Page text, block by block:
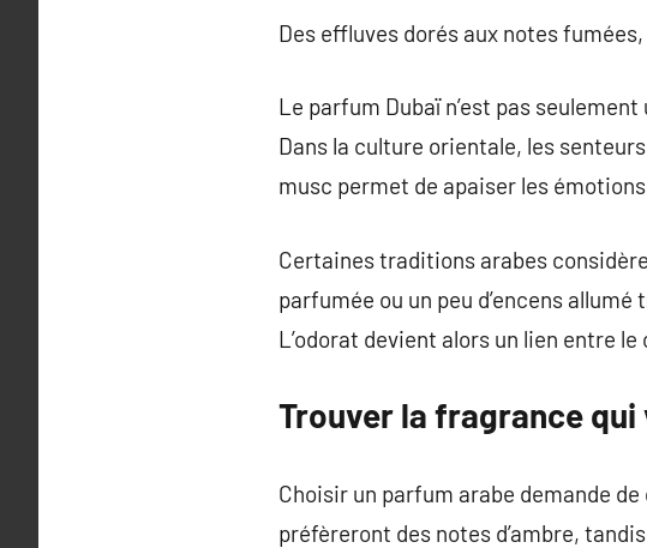
Des effluves dorés aux notes
Le parfum Dubaï n’est pas
Dans la culture orientale, les
musc permet de apaiser les
Certaines traditions arabes
parfumée ou un peu d’encens
L’odorat devient alors un lien entre
Trouver la fragrance qui
Choisir un parfum arabe demande
préfèreront des notes d’ambre,